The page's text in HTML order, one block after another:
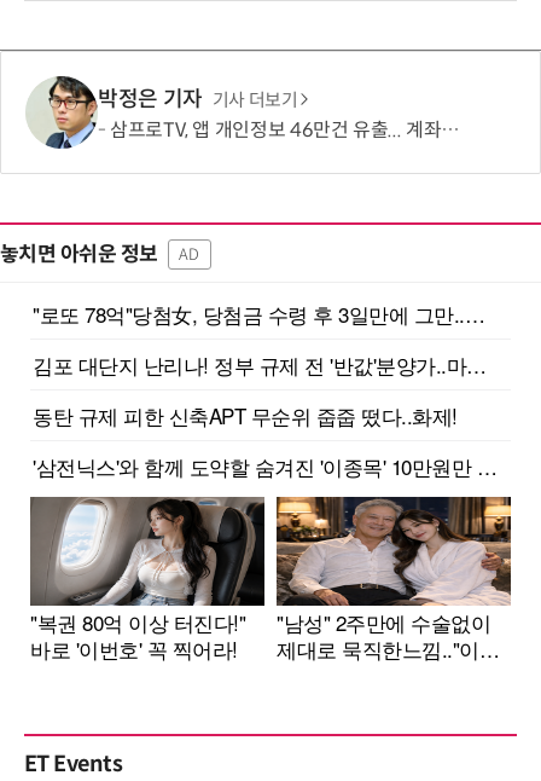
박정은 기자 기사 더보기
삼프로TV, 앱 개인정보 46만건 유출... 계좌·카드정보도 포함
놓치면 아쉬운 정보 AD
ET Events